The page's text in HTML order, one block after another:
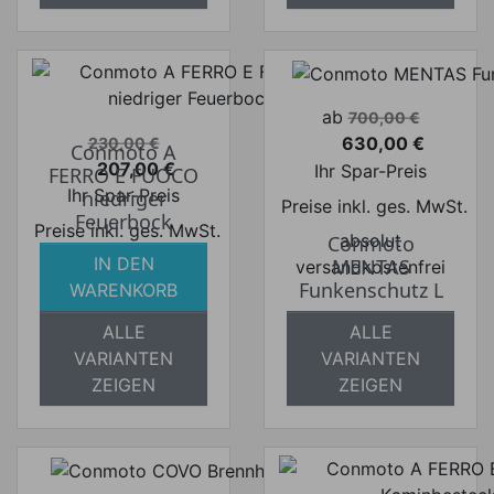
Verkaufspreis
230,00 €
Preis
207,00 €
Ihr Spar-Preis
Preise inkl. ges. MwSt.
absolut
versandkostenfrei
Conmoto A
FERRO E FUOCO
niedriger
Feuerbock
IN DEN
WARENKORB
ALLE
VARIANTEN
ZEIGEN
Verkaufspreis
ab 700,00 €
Preis
630,00 €
Ihr Spar-Preis
Preise inkl. ges. MwSt.
absolut
versandkostenfrei
Conmoto
MENTAS
Funkenschutz L
ALLE
VARIANTEN
ZEIGEN